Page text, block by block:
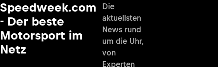
Speedweek.com
- Der beste
Motorsport im
Netz
Die
aktuellsten
News rund
um die Uhr,
von
Experten